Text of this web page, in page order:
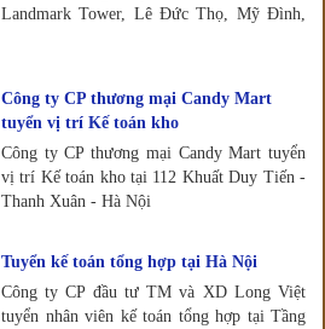
Landmark Tower, Lê Đức Thọ, Mỹ Đình,
Công ty CP thương mại Candy Mart
tuyển vị trí Kế toán kho
Công ty CP thương mại Candy Mart tuyển
vị trí Kế toán kho tại 112 Khuất Duy Tiến -
Thanh Xuân - Hà Nội
Tuyển kế toán tổng hợp tại Hà Nội
Công ty CP đầu tư TM và XD Long Việt
tuyển nhân viên kế toán tổng hợp tại Tầng